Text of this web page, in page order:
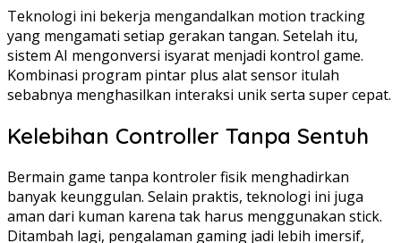
Teknologi ini bekerja mengandalkan motion tracking
yang mengamati setiap gerakan tangan. Setelah itu,
sistem AI mengonversi isyarat menjadi kontrol game.
Kombinasi program pintar plus alat sensor itulah
sebabnya menghasilkan interaksi unik serta super cepat.
Kelebihan Controller Tanpa Sentuh
Bermain game tanpa kontroler fisik menghadirkan
banyak keunggulan. Selain praktis, teknologi ini juga
aman dari kuman karena tak harus menggunakan stick.
Ditambah lagi, pengalaman gaming jadi lebih imersif,